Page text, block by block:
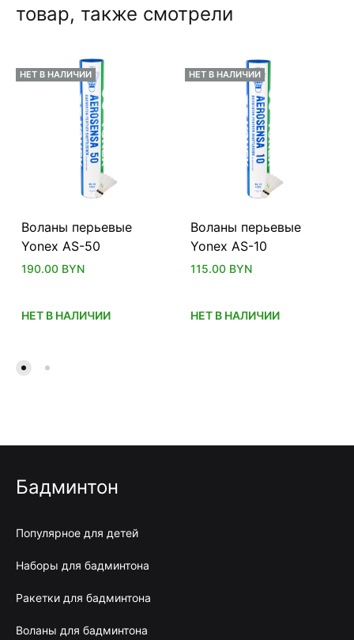
товар, также смотрели
НЕТ В НАЛИЧИИ
Воланы перьевые
Yonex AS-50
190.00 BYN
НЕТ В НАЛИЧИИ
НЕТ В НАЛИЧИИ
Воланы перьевые
Yonex AS-10
115.00 BYN
НЕТ В НАЛИЧИИ
Бадминтон
Популярное для детей
Наборы для бадминтона
Ракетки для бадминтона
Воланы для бадминтона